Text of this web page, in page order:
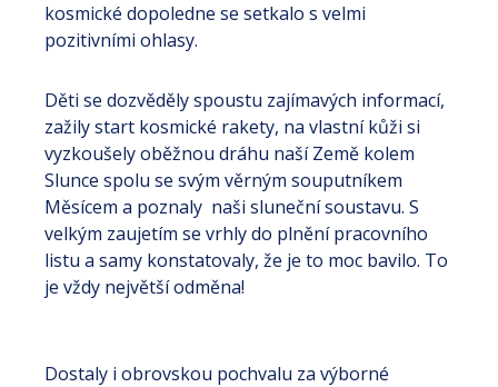
kosmické dopoledne se setkalo s velmi
pozitivními ohlasy.
Děti se dozvěděly spoustu zajímavých informací,
zažily start kosmické rakety, na vlastní kůži si
vyzkoušely oběžnou dráhu naší Země kolem
Slunce spolu se svým věrným souputníkem
Měsícem a poznaly naši sluneční soustavu. S
velkým zaujetím se vrhly do plnění pracovního
listu a samy konstatovaly, že je to moc bavilo. To
je vždy největší odměna!
Dostaly i obrovskou pochvalu za výborné